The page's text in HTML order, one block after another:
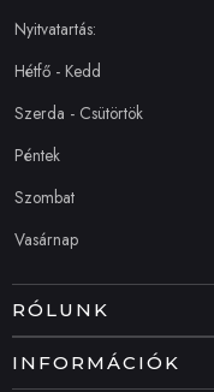
RÓLUNK
INFORMÁCIÓK
Nyitvatartás:
Hétfő - Kedd
Szerda - Csütörtök
Péntek
Szombat
Vasárnap